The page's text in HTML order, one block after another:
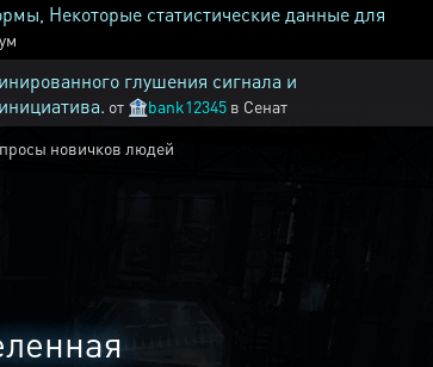
Некоторые статистические данные для
глушения сигнала и
от 🏦bank12345 в Сенат
новичков людей